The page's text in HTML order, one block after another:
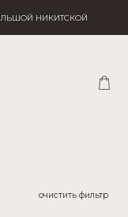
НИКИТСКОЙ
очистить фильтр